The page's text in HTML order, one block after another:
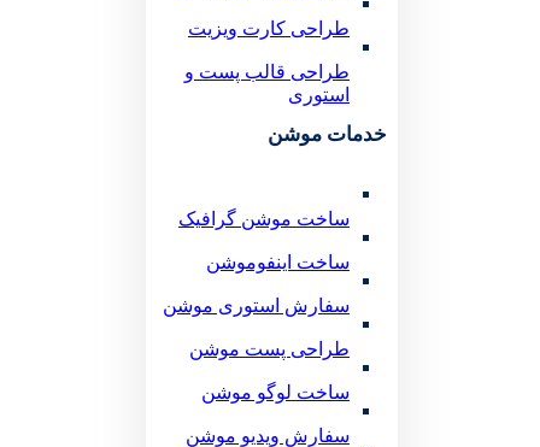
طراحی کارت ویزیت
طراحی قالب پست و
استوری
خدمات موشن
ساخت موشن گرافیک
ساخت اینفوموشن
سفارش استوری موشن
طراحی پست موشن
ساخت لوگو موشن
سفارش ویدیو موشن